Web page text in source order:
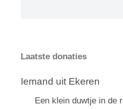
Laatste donaties
Iemand uit Ekeren
Een klein duwtje in de